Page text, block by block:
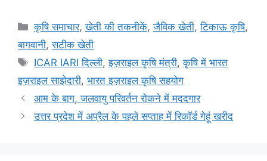
कृषि समाचार,खेती की तकनीकें,जैविक खेती,टिकाऊ कृषि,
बागवानी,सटीक खेती
ICAR IARI दिल्ली,इज़राइल कृषि मंत्री,कृषि में भारत
इज़राइल साझेदारी, भारत इज़राइल कृषि सहयोग
आम के बाग, जलवायु परिवर्तन रोकने में मददगार
उत्तर प्रदेश में अप्रैल के पहले सप्ताह में रिकॉर्ड गेहूं खरीद